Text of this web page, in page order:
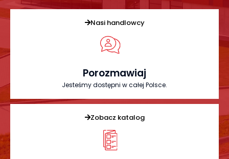
Nasi handlowcy
Porozmawiaj
Jesteśmy dostępni w całej Polsce.
Zobacz katalog